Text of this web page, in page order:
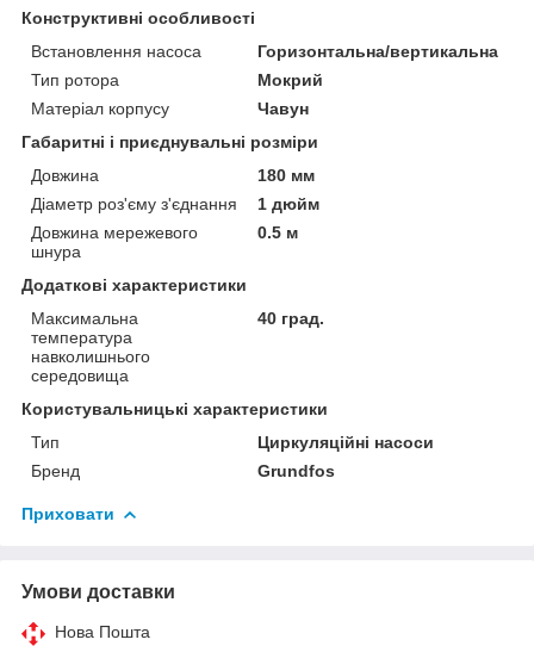
Конструктивні особливості
Встановлення насоса
Горизонтальна/вертикальна
Тип ротора
Мокрий
Матеріал корпусу
Чавун
Габаритні і приєднувальні розміри
Довжина
180 мм
Діаметр роз'єму з'єднання
1 дюйм
Довжина мережевого
шнура
0.5 м
Додаткові характеристики
Максимальна
температура
навколишнього
середовища
40 град.
Користувальницькі характеристики
Тип
Циркуляційні насоси
Бренд
Grundfos
Приховати
Умови доставки
Нова Пошта